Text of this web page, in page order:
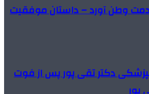
وطن آورد – داستان موفقیت
دکتر تقی پور پس از فوت
پور